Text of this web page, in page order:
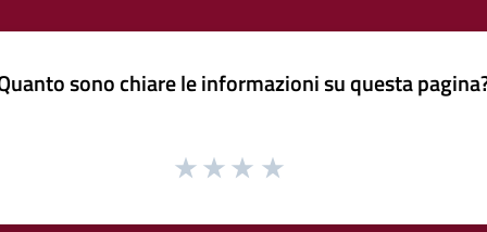
sono chiare le informazioni su questa